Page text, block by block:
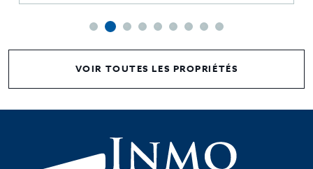
VOIR TOUTES LES PROPRIÉTÉS